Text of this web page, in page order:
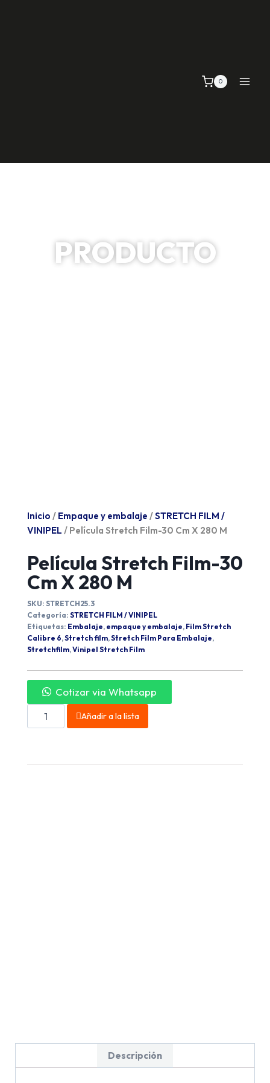
0
PRODUCTO
Inicio / Empaque y embalaje /STRETCH FILM /
VINIPEL / Película Stretch Film-30 Cm X 280 M
Película Stretch Film-30
Cm X 280 M
SKU: STRETCH25.3
Categoría: STRETCH FILM / VINIPEL
Etiquetas: Embalaje, empaque y embalaje, Film Stretch
Calibre 6,Stretch film,Stretch Film Para Embalaje,
Stretchfilm,Vinipel Stretch Film
Cotizar via Whatsapp
Añadir a la lista
Descripción